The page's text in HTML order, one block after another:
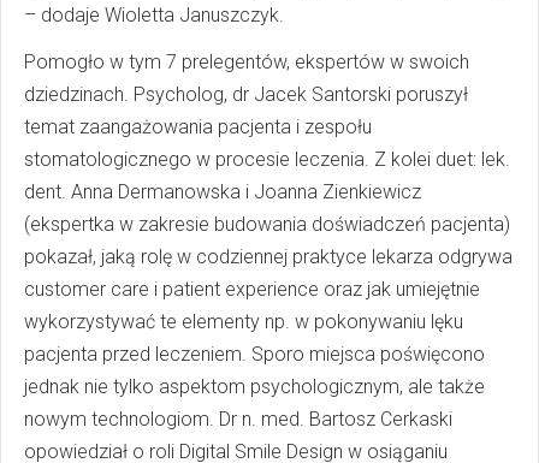
– dodaje Wioletta Januszczyk.
Pomogło w tym 7 prelegentów, ekspertów w swoich
dziedzinach. Psycholog, dr Jacek Santorski poruszył
temat zaangażowania pacjenta i zespołu
stomatologicznego w procesie leczenia. Z kolei duet: lek.
dent. Anna Dermanowska i Joanna Zienkiewicz
(ekspertka w zakresie budowania doświadczeń pacjenta)
pokazał, jaką rolę w codziennej praktyce lekarza odgrywa
customer care i patient experience oraz jak umiejętnie
wykorzystywać te elementy np. w pokonywaniu lęku
pacjenta przed leczeniem. Sporo miejsca poświęcono
jednak nie tylko aspektom psychologicznym, ale także
nowym technologiom. Dr n. med. Bartosz Cerkaski
opowiedział o roli Digital Smile Design w osiąganiu